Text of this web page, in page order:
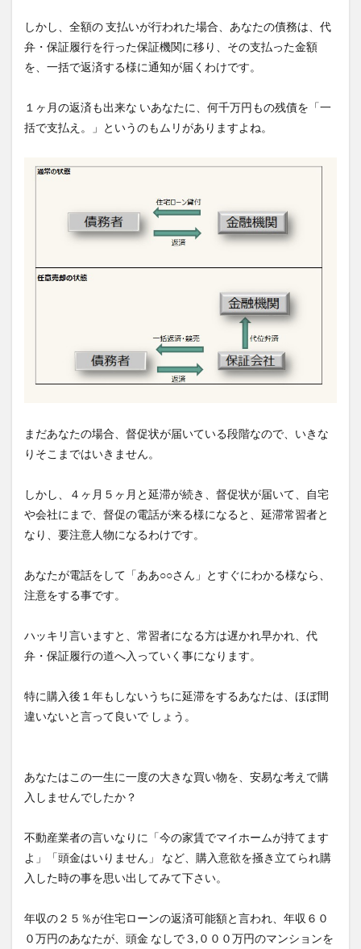
しかし、全額の 支払いが行われた場合、あなたの債務は、代
弁・保証履行を行った保証機関に移り、その支払った金額
を、一括で返済する様に通知が届くわけです。
１ヶ月の返済も出来な いあなたに、何千万円もの残債を「一
括で支払え。」というのもムリがありますよね。
まだあなたの場合、督促状が届いている段階なので、いきな
りそこまではいきません。
しかし、４ヶ月５ヶ月と延滞が続き、督促状が届いて、自宅
や会社にまで、督促の電話が来る様になると、延滞常習者と
なり、要注意人物になるわけです。
あなたが電話をして「ああ○○さん」とすぐにわかる様なら、
注意をする事です。
ハッキリ言いますと、常習者になる方は遅かれ早かれ、代
弁・保証履行の道へ入っていく事になります。
特に購入後１年もしないうちに延滞をするあなたは、ほぼ間
違いないと言って良いで しょう。
あなたはこの一生に一度の大きな買い物を、安易な考えで購
入しませんでしたか？
不動産業者の言いなりに「今の家賃でマイホームが持てます
よ」「頭金はいりません」 など、購入意欲を掻き立てられ購
入した時の事を思い出してみて下さい。
年収の２５％が住宅ローンの返済可能額と言われ、年収６０
０万円のあなたが、頭金 なしで３,０００万円のマンションを